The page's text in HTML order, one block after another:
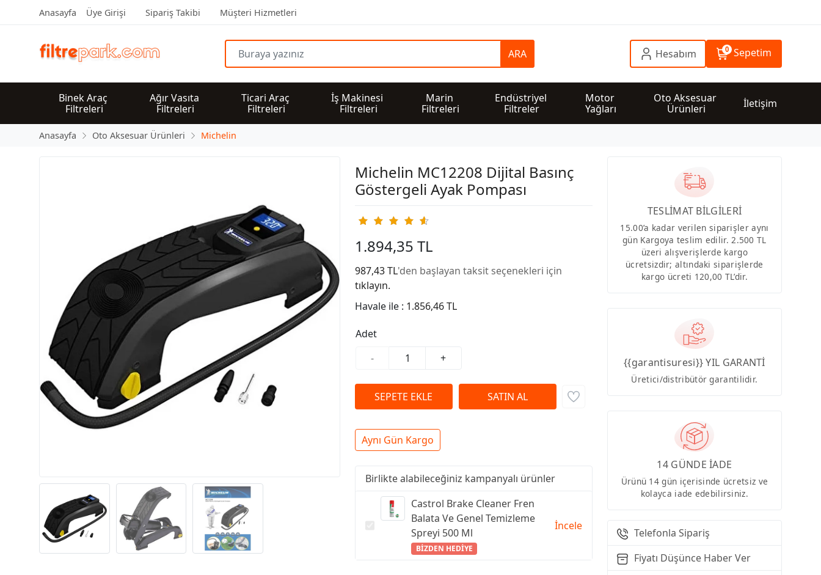
Anasayfa Üye Girişi Sipariş Takibi Müşteri Hizmetleri
ARA Hesabım 0 Sepetim
Binek Araç
Filtreleri
Ağır Vasıta
Filtreleri
Ticari Araç
Filtreleri
İş Makinesi
Filtreleri
Marin
Filtreleri
Endüstriyel
Filtreler
Motor
Yağları
Oto Aksesuar
Ürünleri
İletişim
Anasayfa Oto Aksesuar Ürünleri Michelin
Michelin MC12208 Dijital Basınç
Göstergeli Ayak Pompası
1.894,35 TL
987,43 TL'den başlayan taksit seçenekleri için
tıklayın.
Havale ile : 1.856,46 TL
Adet
-
+
Aynı Gün Kargo
Birlikte alabileceğiniz kampanyalı ürünler
Castrol Brake Cleaner Fren
Balata Ve Genel Temizleme
Spreyi 500 Ml
BİZDEN HEDİYE
İncele
TESLİMAT BİLGİLERİ
15.00’a kadar verilen siparişler aynı
gün Kargoya teslim edilir. 2.500 TL
üzeri alışverişlerde kargo
ücretsizdir; altındaki siparişlerde
kargo ücreti 120,00 TL’dir.
{{garantisuresi}} YIL GARANTİ
Üretici/distribütör garantilidir.
14 GÜNDE İADE
Ürünü 14 gün içerisinde ücretsiz ve
kolayca iade edebilirsiniz.
Telefonla Sipariş
Fiyatı Düşünce Haber Ver